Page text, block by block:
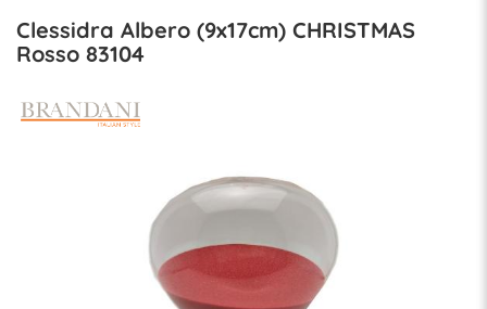
Clessidra Albero (9x17cm) CHRISTMAS
Rosso 83104